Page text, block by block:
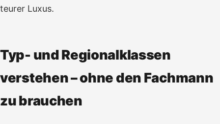
teurer Luxus.
Typ- und Regionalklassen
verstehen – ohne den Fachmann
zu brauchen